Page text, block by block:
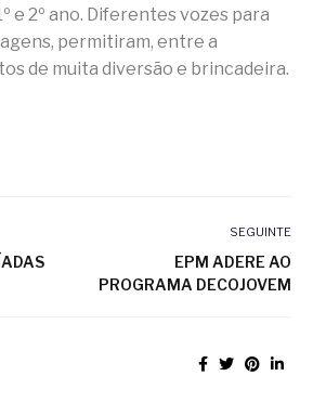
e 2º ano. Diferentes vozes para
permitiram, entre a
de muita diversão e brincadeira.
SEGUINTE
EPM ADERE AO
PROGRAMA DECOJOVEM